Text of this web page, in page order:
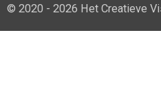
© 2020 - 2026 Het Creatieve